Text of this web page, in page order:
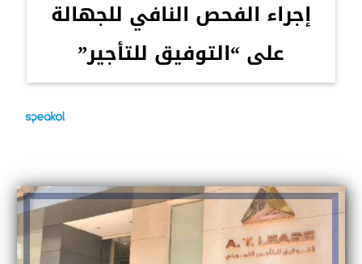
إجراء الفحص النافي للجهالة
على “التوفيق للتأجير”